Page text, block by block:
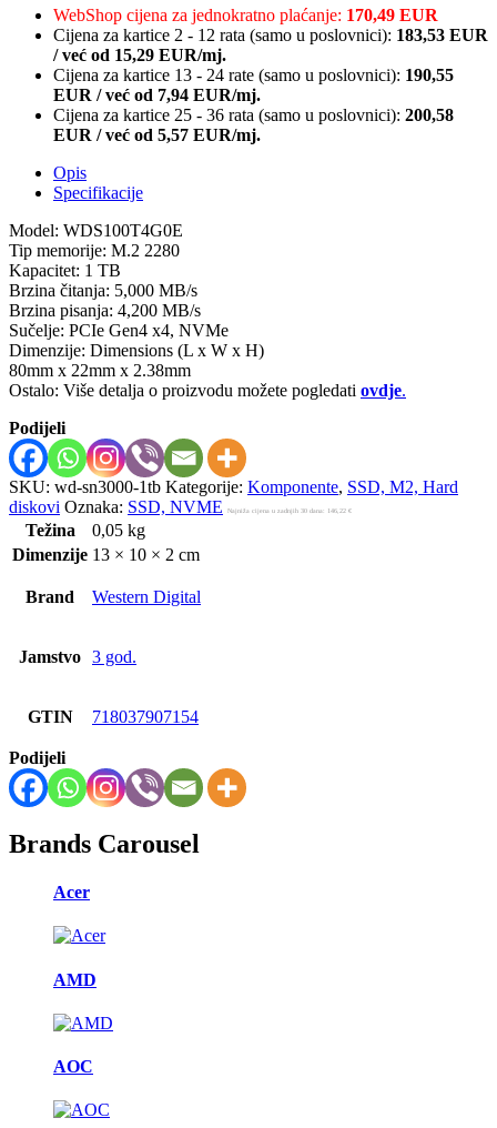
2280
quantity
WebShop cijena za jednokratno plaćanje: 170,49 EUR
Cijena za kartice 2 - 12 rata (samo u poslovnici): 183,53 EUR
/već od 15,29 EUR/mj.
Cijena za kartice 13 - 24 rate (samo u poslovnici): 190,55
EUR /već od 7,94 EUR/mj.
Cijena za kartice 25 - 36 rata (samo u poslovnici): 200,58
EUR /već od 5,57 EUR/mj.
Opis
Specifikacije
Model: WDS100T4G0E
Tip memorije: M.2 2280
Kapacitet: 1 TB
Brzina čitanja: 5,000 MB/s
Brzina pisanja: 4,200 MB/s
Sučelje: PCIe Gen4 x4, NVMe
Dimenzije: Dimensions (L x W x H)
80mm x 22mm x 2.38mm
Ostalo: Više detalja o proizvodu možete pogledati ovdje.
Podijeli
SKU: wd-sn3000-1tb Kategorije: Komponente, SSD, M2, Hard
diskovi Oznaka: SSD, NVME Najniža cijena u zadnjih 30 dana: 146,22 €
Težina
0,05 kg
Dimenzije 13 × 10 × 2 cm
Brand Western Digital
Jamstvo 3 god.
GTIN 718037907154
Podijeli
Brands Carousel
Acer
AMD
AOC